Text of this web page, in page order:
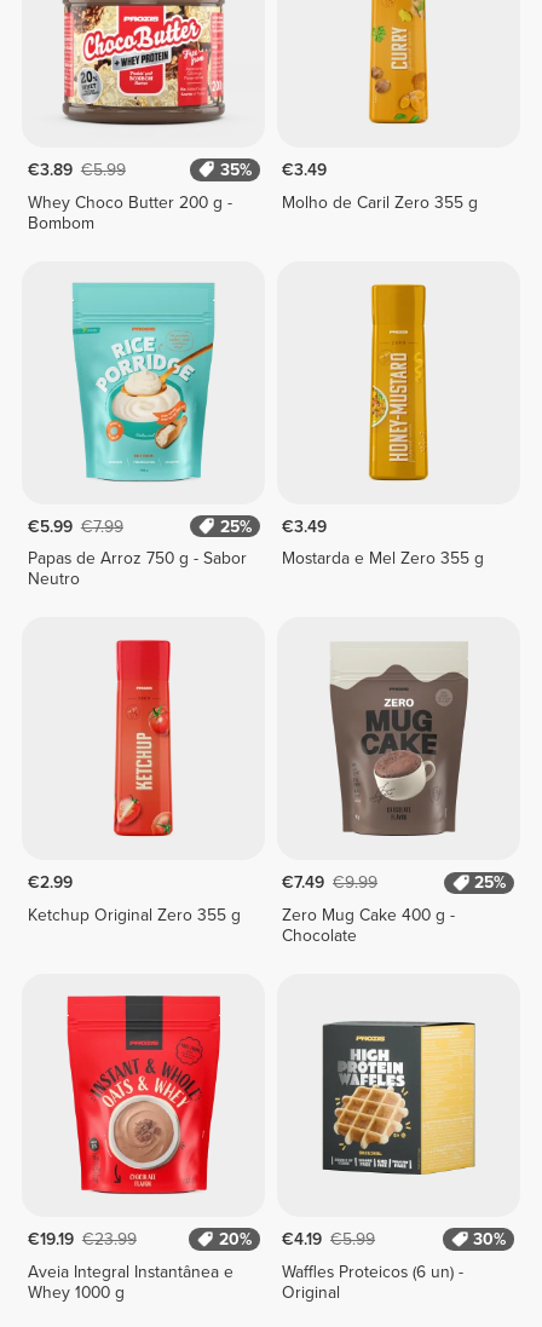
€3.89 €5.99
35%
Whey Choco Butter 200 g -
Bombom
€3.49
Molho de Caril Zero 355 g
€5.99 €7.99
25%
Papas de Arroz 750 g - Sabor
Neutro
€3.49
Mostarda e Mel Zero 355 g
€2.99
Ketchup Original Zero 355 g
€7.49 €9.99
25%
Zero Mug Cake 400 g -
Chocolate
€19.19 €23.99
20%
Aveia Integral Instantânea e
Whey 1000 g
€4.19 €5.99
30%
Waffles Proteicos (6 un) -
Original